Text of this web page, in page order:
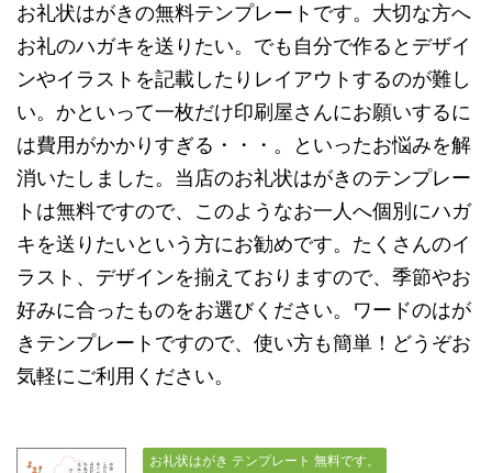
お礼状はがきの無料テンプレートです。大切な方へ
お礼のハガキを送りたい。でも自分で作るとデザイ
ンやイラストを記載したりレイアウトするのが難し
い。かといって一枚だけ印刷屋さんにお願いするに
は費用がかかりすぎる・・・。といったお悩みを解
消いたしました。当店のお礼状はがきのテンプレー
トは無料ですので、このようなお一人へ個別にハガ
キを送りたいという方にお勧めです。たくさんのイ
ラスト、デザインを揃えておりますので、季節やお
好みに合ったものをお選びください。ワードのはが
きテンプレートですので、使い方も簡単！どうぞお
気軽にご利用ください。
お礼状はがき テンプレート 無料です。